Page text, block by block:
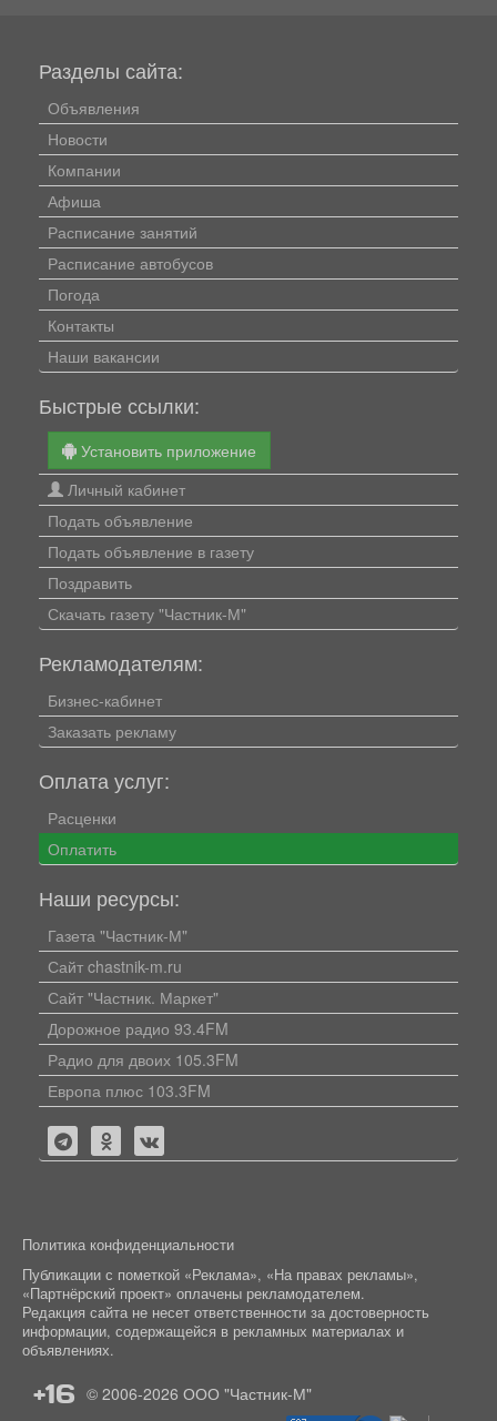
Разделы сайта:
Объявления
Новости
Компании
Афиша
Расписание занятий
Расписание автобусов
Погода
Контакты
Наши вакансии
Быстрые ссылки:
Установить приложение
Личный кабинет
Подать объявление
Подать объявление в газету
Поздравить
Скачать газету "Частник-М"
Рекламодателям:
Бизнес-кабинет
Заказать рекламу
Оплата услуг:
Расценки
Оплатить
Наши ресурсы:
Газета "Частник-М"
Сайт chastnik-m.ru
Сайт "Частник. Маркет"
Дорожное радио 93.4FM
Радио для двоих 105.3FM
Европа плюс 103.3FM
Политика конфиденциальности
Публикации с пометкой «Реклама», «На правах рекламы»,
«Партнёрский проект» оплачены рекламодателем.
Редакция сайта не несет ответственности за достоверность
информации, содержащейся в рекламных материалах и
объявлениях.
+16 © 2006-2026 ООО "Частник-М"